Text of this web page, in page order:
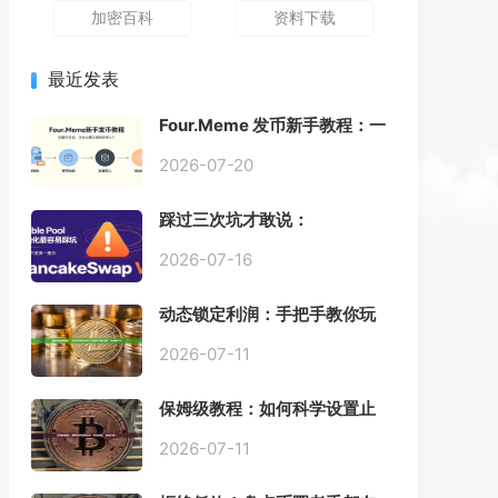
加密百科 资料下载
最近发表
Four.Meme 发币新手教程：一
动踩坑
2026-07-20
踩过三次坑才敢说：
Pool 最容易翻车的不是手续
2026-07-16
动态锁定利润：手把手教你玩
2026-07-11
保姆级教程：如何科学设置止
2026-07-11